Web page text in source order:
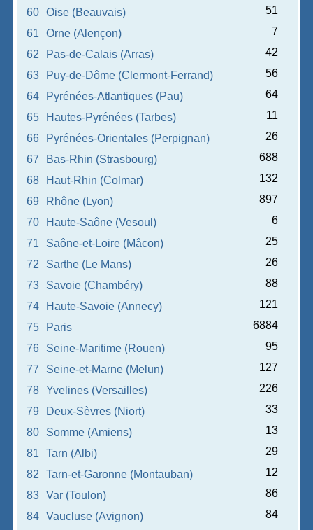
60
Oise (Beauvais)
51
61
Orne (Alençon)
7
62
Pas-de-Calais (Arras)
42
63
Puy-de-Dôme (Clermont-Ferrand)
56
64
Pyrénées-Atlantiques (Pau)
64
65
Hautes-Pyrénées (Tarbes)
11
66
Pyrénées-Orientales (Perpignan)
26
67
Bas-Rhin (Strasbourg)
688
68
Haut-Rhin (Colmar)
132
69
Rhône (Lyon)
897
70
Haute-Saône (Vesoul)
6
71
Saône-et-Loire (Mâcon)
25
72
Sarthe (Le Mans)
26
73
Savoie (Chambéry)
88
74
Haute-Savoie (Annecy)
121
75
Paris
6884
76
Seine-Maritime (Rouen)
95
77
Seine-et-Marne (Melun)
127
78
Yvelines (Versailles)
226
79
Deux-Sèvres (Niort)
33
80
Somme (Amiens)
13
81
Tarn (Albi)
29
82
Tarn-et-Garonne (Montauban)
12
83
Var (Toulon)
86
84
Vaucluse (Avignon)
84